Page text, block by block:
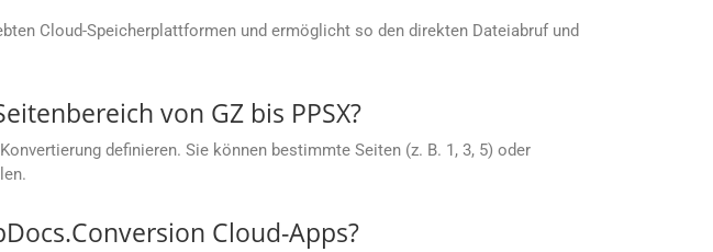
Cloud-Speicherplattformen und ermöglicht so den direkten Dateiabruf und
von GZ bis PPSX?
definieren. Sie können bestimmte Seiten (z. B. 1, 3, 5) oder
Cloud-Apps?